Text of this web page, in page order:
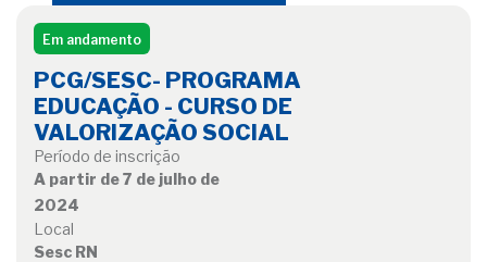
Em andamento
PCG/SESC- PROGRAMA
EDUCAÇÃO - CURSO DE
VALORIZAÇÃO SOCIAL
Período de inscrição
A partir de 7 de julho de
2024
Local
Sesc RN